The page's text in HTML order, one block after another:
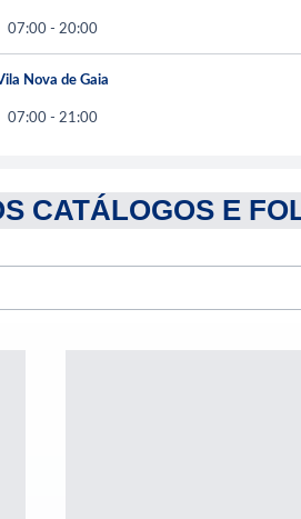
07:00 - 20:00
Nova de Gaia
07:00 - 21:00
CATÁLOGOS E